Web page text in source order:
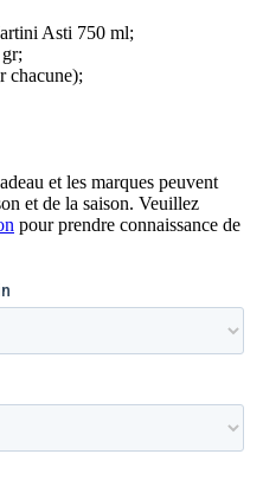
Asti 750 ml;
chacune);
et les marques peuvent
et de la saison. Veuillez
pour prendre connaissance de